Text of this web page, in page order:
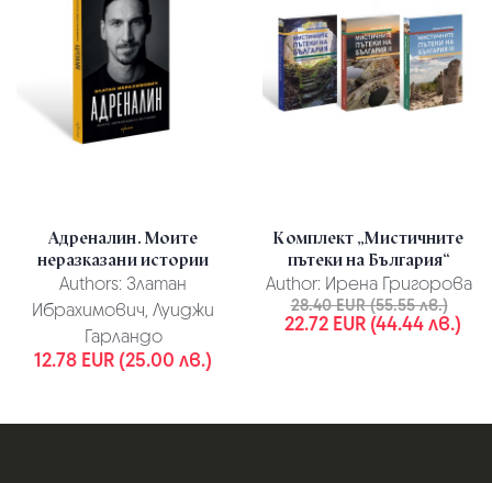
Адреналин. Моите
неразказани истории
Authors: Златан
Ибрахимович, Луиджи
Гарландо
12.78 EUR (25.00 лв.)
Комплект „Мистичните
пътеки на България“
Author: Ирена Григорова
28.40 EUR (55.55 лв.)
22.72 EUR (44.44 лв.)